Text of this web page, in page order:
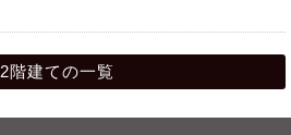
2階建ての一覧